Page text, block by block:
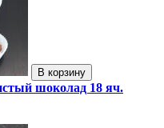
В корзину
шоколад 18 яч.